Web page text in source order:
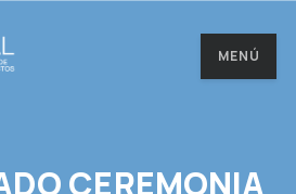
MENÚ
CEREMONIA